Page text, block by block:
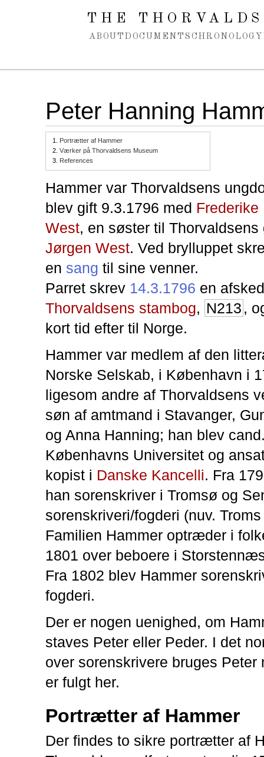
Spring navigation over
THE
ABOUT DOCUMENTS CHRONOLOGY
Peter Hanning
1. Portrætter af Hammer
2. Værker på Thorvaldsens Museum
3. References
Hammer var Thorvaldsens
blev gift 9.3.1796 med Frederike
West, en søster til Thorvaldsens
Jørgen West. Ved brylluppet
en sang til sine venner.
Parret skrev 14.3.1796 en
Thorvaldsens stambog, N213 ,
kort tid efter til Norge.
Hammer var medlem af den
Norske Selskab, i København i
ligesom andre af Thorvaldsens
søn af amtmand i Stavanger,
og Anna Hanning; han blev
Københavns Universitet og
kopist i Danske Kancelli. Fra
han sorenskriver i Tromsø og
sorenskriveri/fogderi (nuv.
Familien Hammer optræder i
1801 over beboere i
Fra 1802 blev Hammer
fogderi.
Der er nogen uenighed, om
staves Peter eller Peder. I det
over sorenskrivere bruges Peter
er fulgt her.
Portrætter af Hammer
Der findes to sikre portrætter af